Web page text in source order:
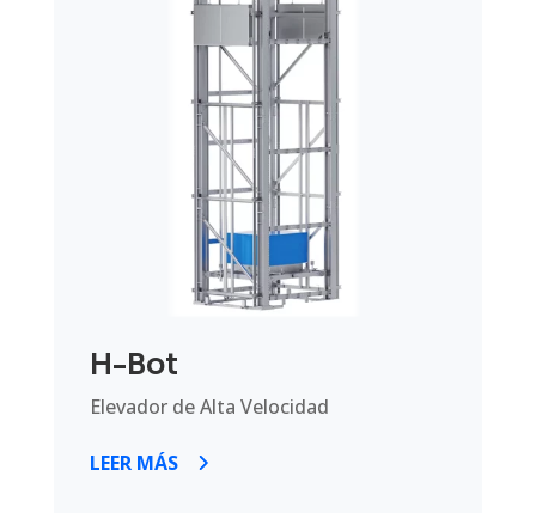
H-Bot
Elevador de Alta Velocidad
LEER MÁS